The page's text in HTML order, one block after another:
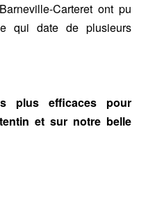
Carteret ont pu
qui date de plusieurs
plus efficaces pour
et sur notre belle